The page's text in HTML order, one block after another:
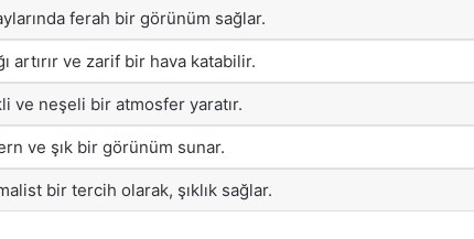
ferah bir görünüm sağlar.
artırır ve zarif bir hava katabilir.
ve neşeli bir atmosfer yaratır.
ve şık bir görünüm sunar.
bir tercih olarak, şıklık sağlar.